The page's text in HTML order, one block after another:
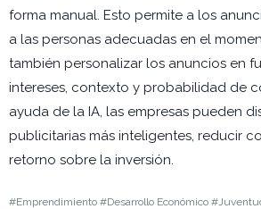
forma manual. Esto permite a los
a las personas adecuadas en el
también personalizar los anuncios en
intereses, contexto y probabilidad de
ayuda de la IA, las empresas pueden
publicitarias más inteligentes, reducir
retorno sobre la inversión.
#Emprendimiento #Desarrollo Económico